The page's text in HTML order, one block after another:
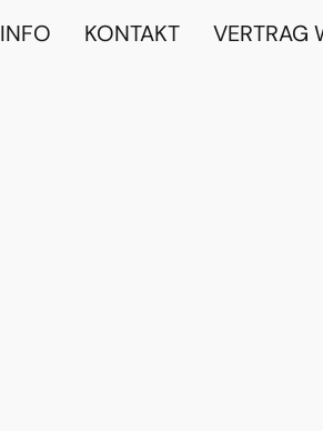
INFO KONTAKT VERTRAG